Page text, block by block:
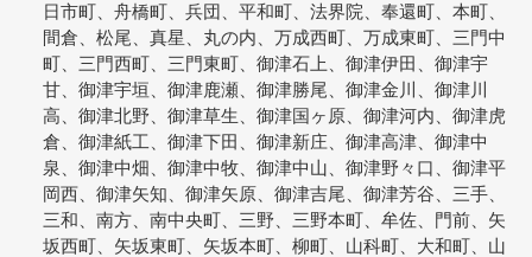
日市町、舟橋町、兵団、平和町、法界院、奉還町、本町、
間倉、松尾、真星、丸の内、万成西町、万成東町、三門中
町、三門西町、三門東町、御津石上、御津伊田、御津宇
甘、御津宇垣、御津鹿瀬、御津勝尾、御津金川、御津川
高、御津北野、御津草生、御津国ヶ原、御津河内、御津虎
倉、御津紙工、御津下田、御津新庄、御津高津、御津中
泉、御津中畑、御津中牧、御津中山、御津野々口、御津平
岡西、御津矢知、御津矢原、御津吉尾、御津芳谷、三手、
三和、南方、南中央町、三野、三野本町、牟佐、門前、矢
坂西町、矢坂東町、矢坂本町、柳町、山科町、大和町、山